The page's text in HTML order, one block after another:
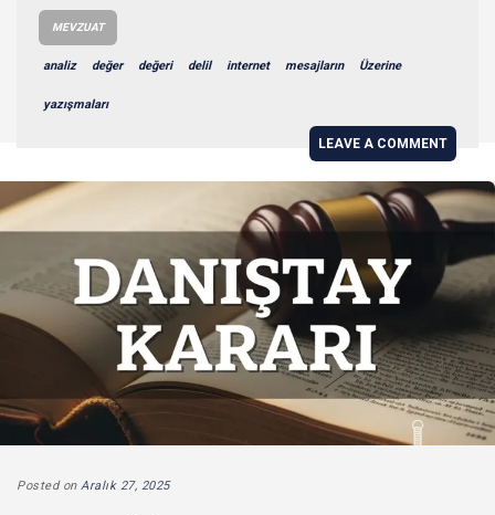
MEVZUAT
analiz değer değeri delil internet mesajların Üzerine
yazışmaları
LEAVE A COMMENT
Posted on Aralık 27, 2025